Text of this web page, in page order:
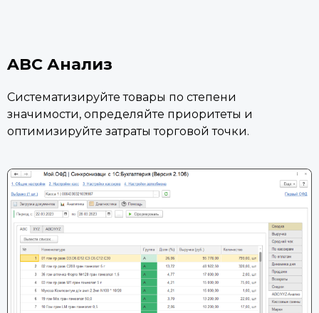
ABC Анализ
Систематизируйте товары по степени
значимости, определяйте приоритеты и
оптимизируйте затраты торговой точки.